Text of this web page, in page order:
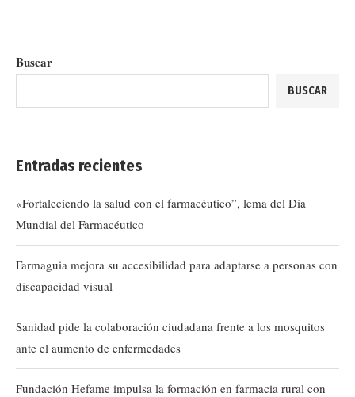
Buscar
BUSCAR
Entradas recientes
«Fortaleciendo la salud con el farmacéutico”, lema del Día
Mundial del Farmacéutico
Farmaguia mejora su accesibilidad para adaptarse a personas con
discapacidad visual
Sanidad pide la colaboración ciudadana frente a los mosquitos
ante el aumento de enfermedades
Fundación Hefame impulsa la formación en farmacia rural con